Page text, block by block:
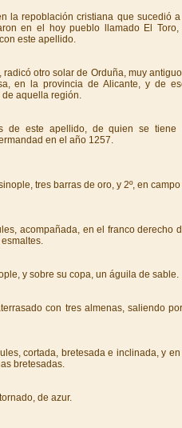
la repoblación cristiana que sucedió
en el hoy pueblo llamado El
este apellido.
otro solar de Orduña, muy
en la provincia de Alicante, y de
aquella región.
de este apellido, de quien se tiene
en el año 1257.
tres barras de oro, y 2º, en
acompañada, en el franco derecho
y sobre su copa, un águila de sable.
con tres almenas, saliendo
cortada, bretesada e inclinada, y
bretesadas.
de azur.